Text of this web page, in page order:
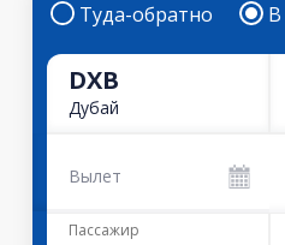
Туда-обратно В
DXB
Дубай
Вылет
Пассажир